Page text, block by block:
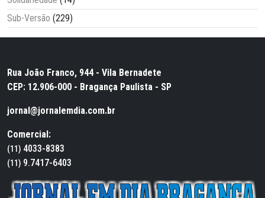
Sub-Versão (229)
Rua João Franco, 944 - Vila Bernadete
CEP: 12.906-000 - Bragança Paulista - SP
jornal@jornalemdia.com.br
Comercial:
(11) 4033-8383
(11) 9.7417-6403